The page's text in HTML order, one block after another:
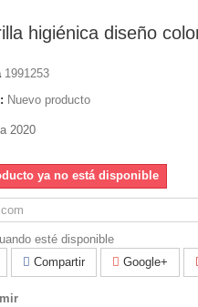
higiénica diseño
1991253
Nuevo producto
2020
ya no está disponible
esté disponible
Compartir Google+